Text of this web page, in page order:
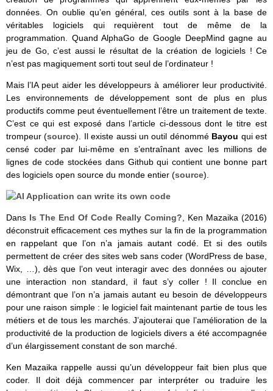
données. On oublie qu’en général, ces outils sont à la base de
véritables logiciels qui requièrent tout de même de la
programmation. Quand AlphaGo de Google DeepMind gagne au
jeu de Go, c’est aussi le résultat de la création de logiciels ! Ce
n’est pas magiquement sorti tout seul de l’ordinateur !
Mais l’IA peut aider les développeurs à améliorer leur productivité.
Les environnements de développement sont de plus en plus
productifs comme peut éventuellement l’être un traitement de texte.
C’est ce qui est exposé dans l’article ci-dessous dont le titre est
trompeur (source). Il existe aussi un outil dénommé Bayou qui est
censé coder par lui-même en s’entraînant avec les millions de
lignes de code stockées dans Github qui contient une bonne part
des logiciels open source du monde entier (source).
Dans Is The End Of Code Really Coming? , Ken Mazaika (2016)
déconstruit efficacement ces mythes sur la fin de la programmation
en rappelant que l’on n’a jamais autant codé. Et si des outils
permettent de créer des sites web sans coder (WordPress de base,
Wix, …), dès que l’on veut interagir avec des données ou ajouter
une interaction non standard, il faut s’y coller ! Il conclue en
démontrant que l’on n’a jamais autant eu besoin de développeurs
pour une raison simple : le logiciel fait maintenant partie de tous les
métiers et de tous les marchés. J’ajouterai que l’amélioration de la
productivité de la production de logiciels divers a été accompagnée
d’un élargissement constant de son marché.
Ken Mazaika rappelle aussi qu’un développeur fait bien plus que
coder. Il doit déjà commencer par interpréter ou traduire les